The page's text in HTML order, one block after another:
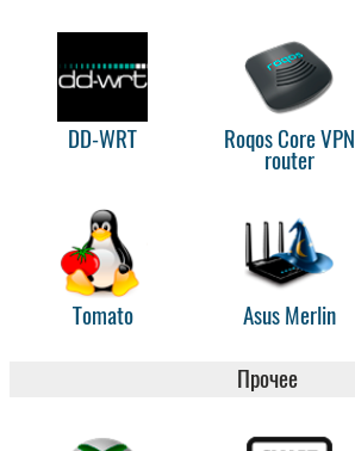
DD-WRT
Roqos Core VPN
router
Tomato Asus Merlin
Прочее